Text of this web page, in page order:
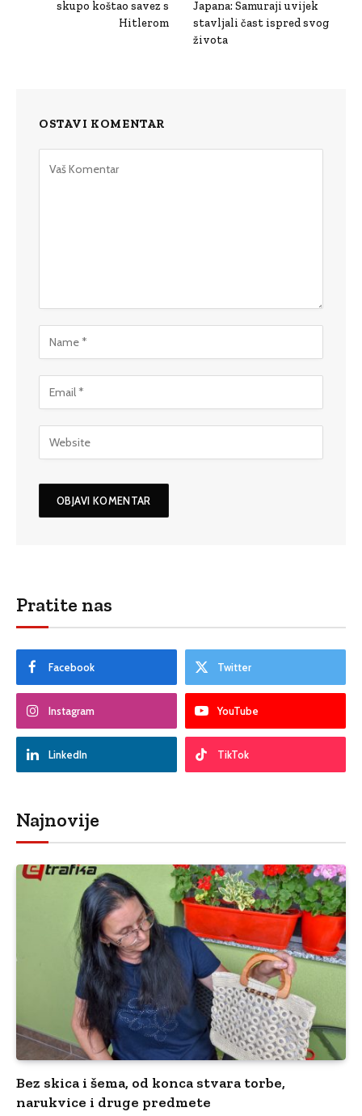
skupo koštao savez s
Hitlerom
Japana: Samuraji uvijek
stavljali čast ispred svog
života
OSTAVI KOMENTAR
Pratite nas
Facebook Twitter
Instagram YouTube
LinkedIn TikTok
Najnovije
Bez skica i šema, od konca stvara torbe,
narukvice i druge predmete